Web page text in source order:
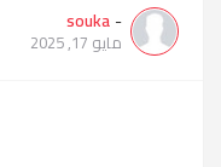
-
souka
مايو 17, 2025